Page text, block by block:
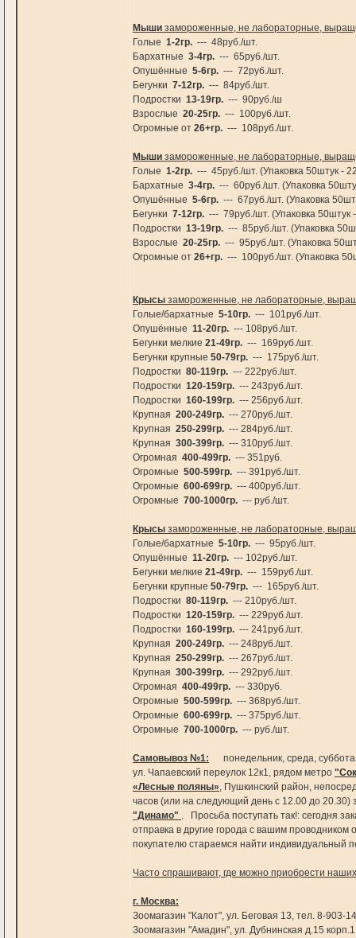
Мыши замороженные, не лабораторные,
Голые 1-2гр. --- 48руб./шт.
Бархатные 3-4гр. --- 65руб./шт.
Опушённые 5-6гр. --- 72руб./шт.
Бегунки 7-12гр. --- 84руб./шт.
Подростки 13-19гр. --- 90руб./ш
Взрослые 20-25гр. --- 100руб./шт.
Огромные от 26+гр. --- 108руб./шт.
Мыши замороженные, не лабораторные,
Голые 1-2гр. --- 45руб./шт. (Упаковка 50штук -
Бархатные 3-4гр. --- 60руб./шт. (Упаковка
Опушённые 5-6гр. --- 67руб./шт. (Упаковка
Бегунки 7-12гр. --- 79руб./шт. (Упаковка 50штук
Подростки 13-19гр. --- 85руб./шт. (Упаковка
Взрослые 20-25гр. --- 95руб./шт. (Упаковка
Огромные от 26+гр. --- 100руб./шт. (Упаковка
Крысы замороженные, не лабораторные,
Голые/бархатные 5-10гр. --- 101руб./шт.
Опушённые 11-20гр. --- 108руб./шт.
Бегунки мелкие 21-49гр. --- 169руб./шт.
Бегунки крупные 50-79гр. --- 175руб./шт.
Подростки 80-119гр. --- 222руб./шт.
Подростки 120-159гр. --- 243руб./шт.
Подростки 160-199гр. --- 256руб./шт.
Крупная 200-249гр. --- 270руб./шт.
Крупная 250-299гр. --- 284руб./шт.
Крупная 300-399гр. --- 310руб./шт.
Огромная 400-499гр. --- 351руб.
Огромные 500-599гр. --- 391руб./шт.
Огромные 600-699гр. --- 400руб./шт.
Огромные 700-1000гр. --- руб./шт.
Крысы замороженные, не лабораторные,
Голые/бархатные 5-10гр. --- 95руб./шт.
Опушённые 11-20гр. --- 102руб./шт.
Бегунки мелкие 21-49гр. --- 159руб./шт.
Бегунки крупные 50-79гр. --- 165руб./шт.
Подростки 80-119гр. --- 210руб./шт.
Подростки 120-159гр. --- 229руб./шт.
Подростки 160-199гр. --- 241руб./шт.
Крупная 200-249гр. --- 248руб./шт.
Крупная 250-299гр. --- 267руб./шт.
Крупная 300-399гр. --- 292руб./шт.
Огромная 400-499гр. --- 330руб.
Огромные 500-599гр. --- 368руб./шт.
Огромные 600-699гр. --- 375руб./шт.
Огромные 700-1000гр. --- руб./шт.
Самовывоз №1: понедельник, среда,
ул. Чапаевский переулок 12к1, рядом метро
«Лесные поляны», Пушкинский район,
часов (или на следующий день с 12.00 до 20.30)
"Динамо" . Просьба поступать так!: сегодня
отправка в другие города с вашим проводником
покупателю стараемся найти
Часто спрашивают, где можно приобрести наших
г. Москва:
Зоомагазин "Калот", ул. Беговая 13, тел. 8-903-
Зоомагазин "Амадин", ул. Дубнинская д.15